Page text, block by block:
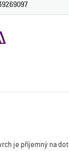
je příjemný na